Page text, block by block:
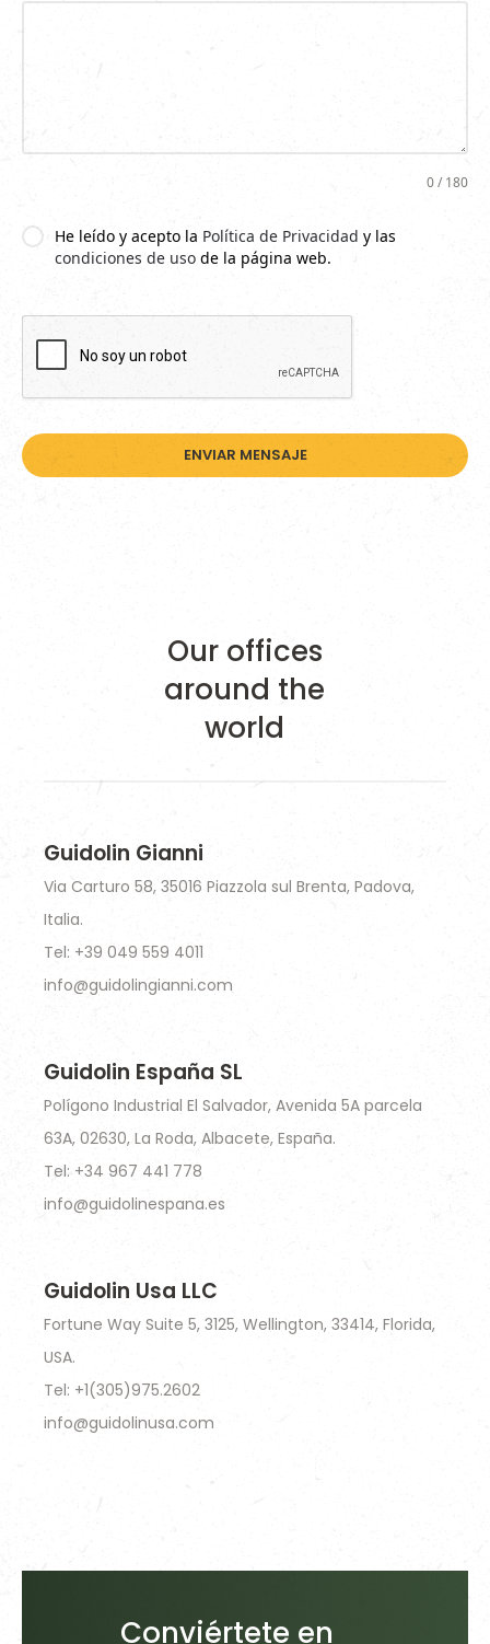
0 / 180
He leído y acepto la Política de Privacidad y las
condiciones de uso de la página web.
ENVIAR MENSAJE
Our offices
around the
world
Guidolin Gianni
Via Carturo 58, 35016 Piazzola sul Brenta, Padova,
Italia.
Tel: +39 049 559 4011
info@guidolingianni.com
Guidolin España SL
Polígono Industrial El Salvador, Avenida 5A parcela
63A, 02630, La Roda, Albacete, España.
Tel: +34 967 441 778
info@guidolinespana.es
Guidolin Usa LLC
Fortune Way Suite 5, 3125, Wellington, 33414, Florida,
USA.
Tel: +1(305)975.2602
info@guidolinusa.com
Conviértete en